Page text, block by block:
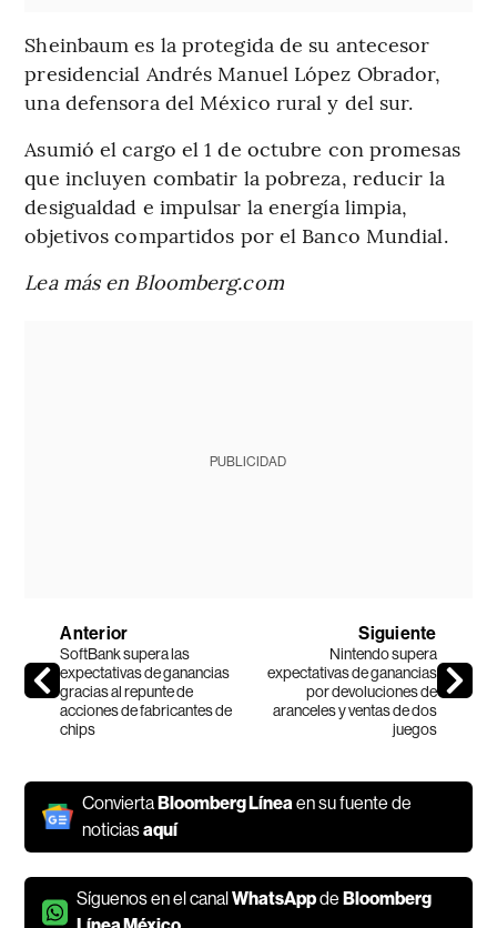
Sheinbaum es la protegida de su antecesor
presidencial Andrés Manuel López Obrador,
una defensora del México rural y del sur.
Asumió el cargo el 1 de octubre con promesas
que incluyen combatir la pobreza, reducir la
desigualdad e impulsar la energía limpia,
objetivos compartidos por el Banco Mundial.
Lea más en Bloomberg.com
PUBLICIDAD
Anterior
SoftBank supera las
expectativas de ganancias
gracias al repunte de
acciones de fabricantes de
chips
Siguiente
Nintendo supera
expectativas de ganancias
por devoluciones de
aranceles y ventas de dos
juegos
ConviertaBloomberg Línea en su fuente de
noticiasaquí
Síguenos en el canalWhatsAppdeBloomberg